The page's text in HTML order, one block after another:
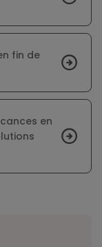
fin de
en